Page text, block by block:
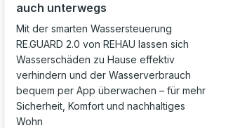
auch unterwegs
Mit der smarten Wassersteuerung
RE.GUARD 2.0 von REHAU lassen sich
Wasserschäden zu Hause effektiv
verhindern und der Wasserverbrauch
bequem per App überwachen – für mehr
Sicherheit, Komfort und nachhaltiges
Wohn